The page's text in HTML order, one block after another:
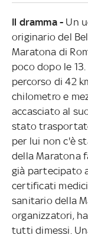
Il dramma - Un
originario del
Maratona di
poco dopo le
percorso di 42
chilometro e
accasciato al
stato
per lui non c'è
della Maratona
già partecipato
certificati
sanitario della
organizzatori,
tutti dimessi.